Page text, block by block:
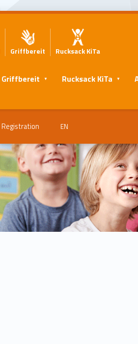
Griffbereit Rucksack KiTa
Griffbereit Rucksack KiTa
Registration EN